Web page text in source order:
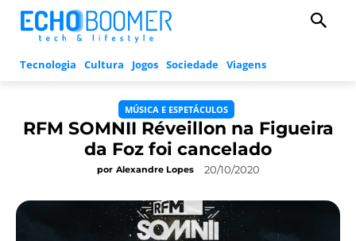
Tecnologia Cultura Jogos Sociedade Viagens
MÚSICA E ESPETÁCULOS
RFM SOMNII Réveillon na Figueira
da Foz foi cancelado
por Alexandre Lopes 20/10/2020